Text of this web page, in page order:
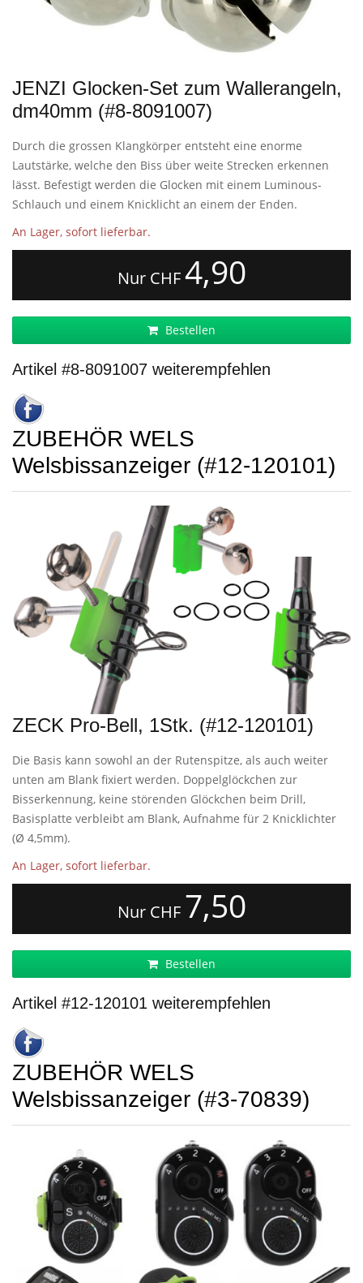
JENZI Glocken-Set zum Wallerangeln,
dm40mm (#8-8091007)
Durch die grossen Klangkörper entsteht eine enorme
Lautstärke, welche den Biss über weite Strecken erkennen
lässt. Befestigt werden die Glocken mit einem Luminous-
Schlauch und einem Knicklicht an einem der Enden.
An Lager, sofort lieferbar.
Nur CHF4,90
Bestellen
Artikel #8-8091007 weiterempfehlen
ZUBEHÖR WELS
Welsbissanzeiger (#12-120101)
ZECK Pro-Bell, 1Stk. (#12-120101)
Die Basis kann sowohl an der Rutenspitze, als auch weiter
unten am Blank fixiert werden. Doppelglöckchen zur
Bisserkennung, keine störenden Glöckchen beim Drill,
Basisplatte verbleibt am Blank, Aufnahme für 2 Knicklichter
(Ø 4,5mm).
An Lager, sofort lieferbar.
Nur CHF 7,50
Bestellen
Artikel #12-120101 weiterempfehlen
ZUBEHÖR WELS
Welsbissanzeiger (#3-70839)